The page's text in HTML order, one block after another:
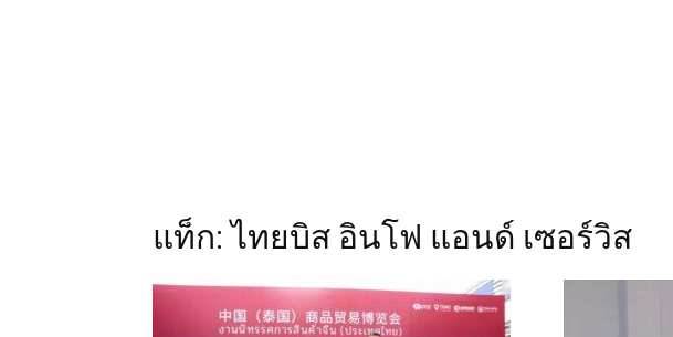
แท็ก: ไทยบิส อินโฟ แอนด์ เซอร์วิส